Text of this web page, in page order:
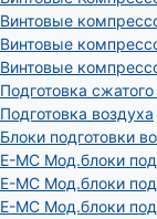
Винтовые
Винтовые
Винтовые
Подготовка
Подготовка воздуха
Блоки подготовки
E-MC Мод.блоки
E-MC Мод.блоки
E-MC Мод.блоки